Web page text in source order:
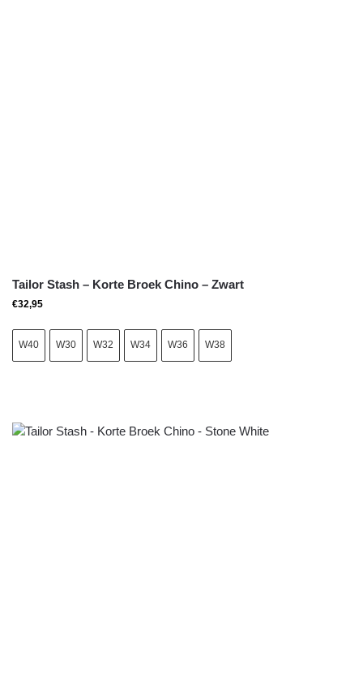
Tailor Stash – Korte Broek Chino – Zwart
€32,95
W40 W30 W32 W34 W36 W38